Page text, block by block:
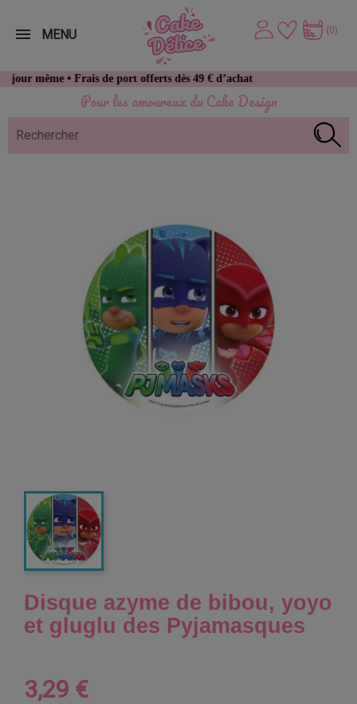
Pour les amoureux du Cake Design
• Frais de port offerts dès 49 € d’achat
(0)
MENU
Disque azyme de bibou, yoyo
et gluglu des Pyjamasques
3,29 €